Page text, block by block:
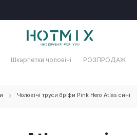
Шкарпетки чоловічі РОЗПРОДАЖ
Чоловічі труси бріфи Pink Hero Atlas сині